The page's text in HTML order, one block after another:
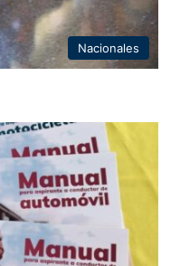
Nacionales